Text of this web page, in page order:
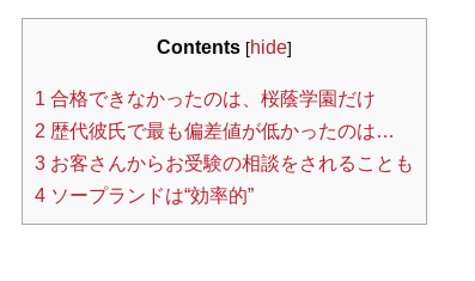
Contents [hide]
1 合格できなかったのは、桜蔭学園だけ
2 歴代彼氏で最も偏差値が低かったのは…
3お客さんからお受験の相談をされることも
4ソープランドは“効率的”